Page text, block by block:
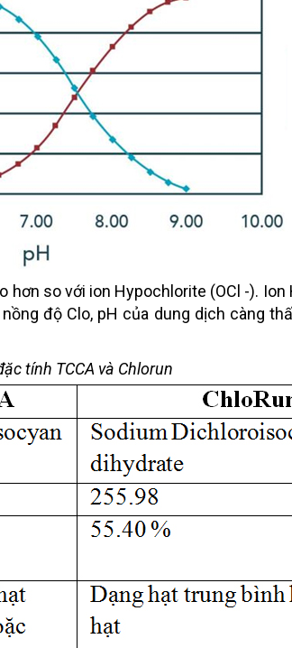
hơn so với ion Hypochlorite (OCl -).
độ Clo, pH của dung dịch càng
tính TCCA và Chlorun